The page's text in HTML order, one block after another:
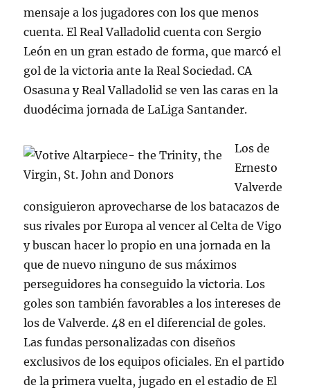
mensaje a los jugadores con los que menos
cuenta. El Real Valladolid cuenta con Sergio
León en un gran estado de forma, que marcó el
gol de la victoria ante la Real Sociedad. CA
Osasuna y Real Valladolid se ven las caras en la
duodécima jornada de LaLiga Santander.
Los de
Ernesto
Valverde
consiguieron aprovecharse de los batacazos de
sus rivales por Europa al vencer al Celta de Vigo
y buscan hacer lo propio en una jornada en la
que de nuevo ninguno de sus máximos
perseguidores ha conseguido la victoria. Los
goles son también favorables a los intereses de
los de Valverde. 48 en el diferencial de goles.
Las fundas personalizadas con diseños
exclusivos de los equipos oficiales. En el partido
de la primera vuelta, jugado en el estadio de El